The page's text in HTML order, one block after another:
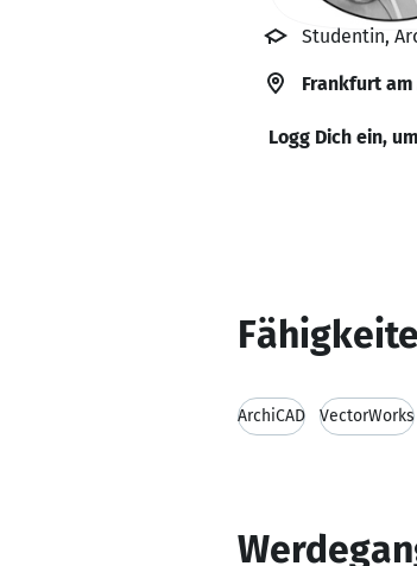
Studentin,
Frankfurt am
Logg Dich ein,
ArchiCAD VectorWorks